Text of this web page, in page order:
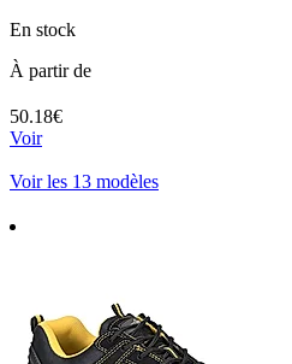
En stock
À partir de
50.18€
Voir
Voir les 13 modèles